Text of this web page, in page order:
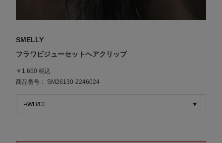
SMELLY
フラワビジューセットヘアクリップ
￥1,650 税込
商品番号： SM26130-2246024